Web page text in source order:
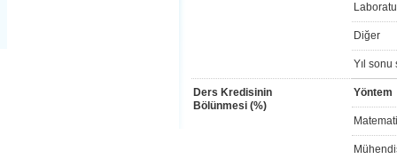
Diğer
Yıl sonu
Ders Kredisinin
Bölünmesi (%)
Yöntem